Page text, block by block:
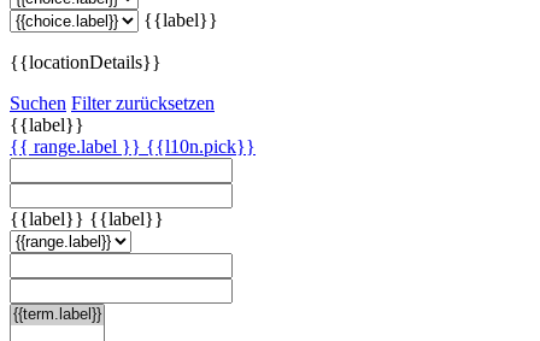
{{label}}
{{locationDetails}}
Suchen Filter zurücksetzen
{{label}}
{{ range.label }} {{l10n.pick}}
{{label}} {{label}}